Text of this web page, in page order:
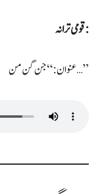
قومی ترانہ:
عنوان: “جن گن من…”